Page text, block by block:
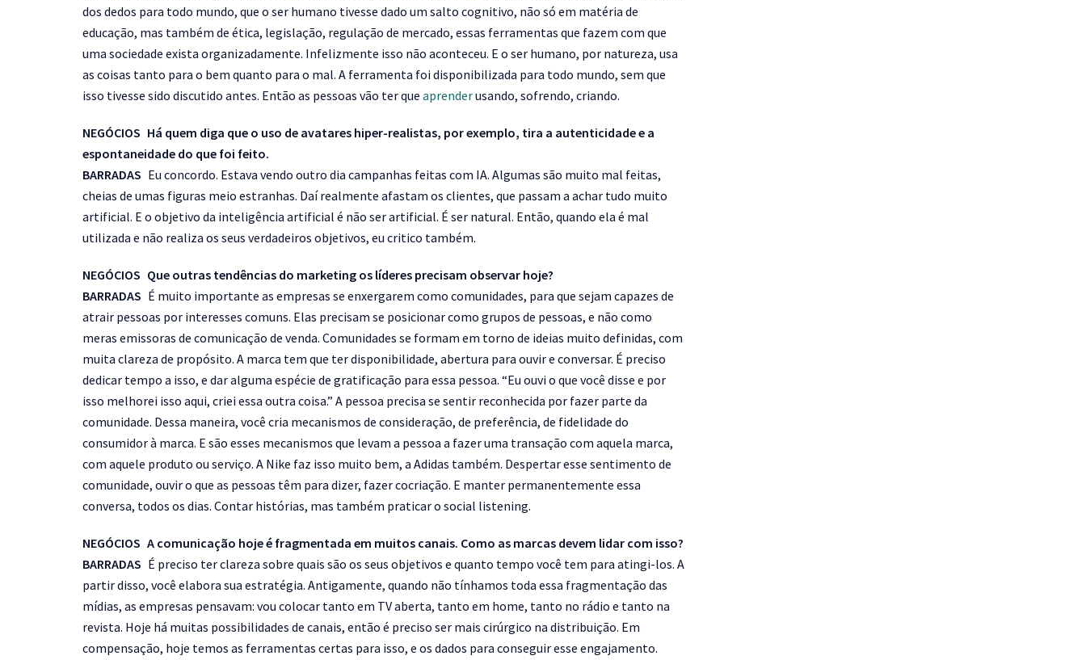
dos dedos para todo mundo, que o ser humano tivesse dado um salto cognitivo, não só em matéria de
educação, mas também de ética, legislação, regulação de mercado, essas ferramentas que fazem com que
uma sociedade exista organizadamente. Infelizmente isso não aconteceu. E o ser humano, por natureza, usa
as coisas tanto para o bem quanto para o mal. A ferramenta foi disponibilizada para todo mundo, sem que
isso tivesse sido discutido antes. Então as pessoas vão ter que aprenderusando, sofrendo, criando.
NEGÓCIOS Há quem diga que o uso de avatares hiper-realistas, por exemplo, tira a autenticidade e a
espontaneidade do que foi feito.
BARRADAS Eu concordo. Estava vendo outro dia campanhas feitas com IA. Algumas são muito mal feitas,
cheias de umas figuras meio estranhas. Daí realmente afastam os clientes, que passam a achar tudo muito
artificial. E o objetivo da inteligência artificial é não ser artificial. É ser natural. Então, quando ela é mal
utilizada e não realiza os seus verdadeiros objetivos, eu critico também.
NEGÓCIOS Que outras tendências do marketing os líderes precisam observar hoje?
BARRADAS É muito importante as empresas se enxergarem como comunidades, para que sejam capazes de
atrair pessoas por interesses comuns. Elas precisam se posicionar como grupos de pessoas, e não como
meras emissoras de comunicação de venda. Comunidades se formam em torno de ideias muito definidas, com
muita clareza de propósito. A marca tem que ter disponibilidade, abertura para ouvir e conversar. É preciso
dedicar tempo a isso, e dar alguma espécie de gratificação para essa pessoa. “Eu ouvi o que você disse e por
isso melhorei isso aqui, criei essa outra coisa.” A pessoa precisa se sentir reconhecida por fazer parte da
comunidade. Dessa maneira, você cria mecanismos de consideração, de preferência, de fidelidade do
consumidor à marca. E são esses mecanismos que levam a pessoa a fazer uma transação com aquela marca,
com aquele produto ou serviço. A Nike faz isso muito bem, a Adidas também. Despertar esse sentimento de
comunidade, ouvir o que as pessoas têm para dizer, fazer cocriação. E manter permanentemente essa
conversa, todos os dias. Contar histórias, mas também praticar o social listening.
NEGÓCIOS A comunicação hoje é fragmentada em muitos canais. Como as marcas devem lidar com isso?
BARRADAS É preciso ter clareza sobre quais são os seus objetivos e quanto tempo você tem para atingi-los. A
partir disso, você elabora sua estratégia. Antigamente, quando não tínhamos toda essa fragmentação das
mídias, as empresas pensavam: vou colocar tanto em TV aberta, tanto em home, tanto no rádio e tanto na
revista. Hoje há muitas possibilidades de canais, então é preciso ser mais cirúrgico na distribuição. Em
compensação, hoje temos as ferramentas certas para isso, e os dados para conseguir esse engajamento.